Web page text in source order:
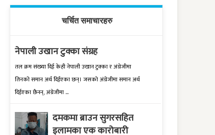
चर्चित समाचारहरु
नेपाली उखान टुक्का संग्रह
तल क्रम संख्‍या दिई केही नेपाली उखान टुक्‍का र अंग्रेजीमा
तिनको समान अर्थ दिईएका छन्। जसको अंग्रेजीमा समान अर्थ
दिईएका छैनन्, अंग्रेजीमा ...
दमकमा ब्राउन सुगरसहित
इलामका एक कारोबारी